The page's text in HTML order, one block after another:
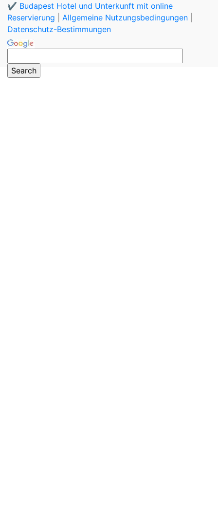
✔️ Budapest Hotel und Unterkunft mit online
Reservierung
Allgemeine Nutzungsbedingungen
Datenschutz-Bestimmungen